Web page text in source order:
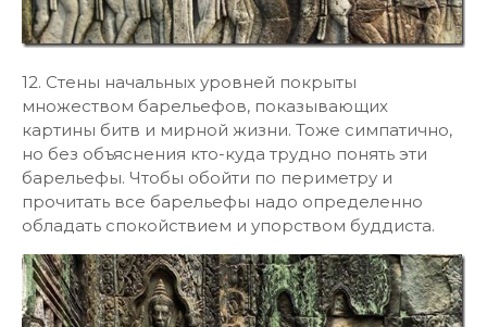
12. Стены начальных уровней покрыты
множеством барельефов, показывающих
картины битв и мирной жизни. Тоже симпатично,
но без объяснения кто-куда трудно понять эти
барельефы. Чтобы обойти по периметру и
прочитать все барельефы надо определенно
обладать спокойствием и упорством буддиста.